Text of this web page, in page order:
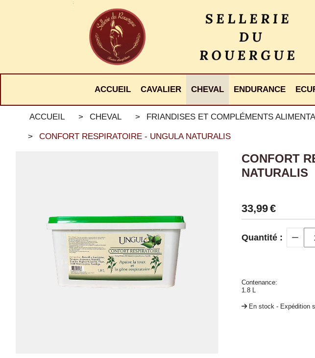
ACCUEIL CAVALIER CHEVAL ENDURANCE
ACCUEIL CHEVAL FRIANDISES ET COMPLÉMENTS
CONFORT RESPIRATOIRE - UNGULA NATURALIS
CONFORT
NATURALIS
33,99€
Quantité :
Contenance:
1.8 L
En stock - Expédition
Panneau de gestion des cookies